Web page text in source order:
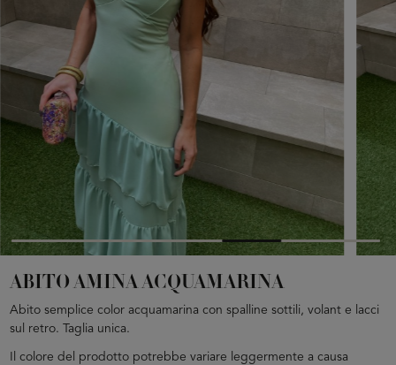
ABITO AMINA ACQUAMARINA
Abito semplice color acquamarina con spalline sottili, volant e lacci
sul retro. Taglia unica.
Il colore del prodotto potrebbe variare leggermente a causa